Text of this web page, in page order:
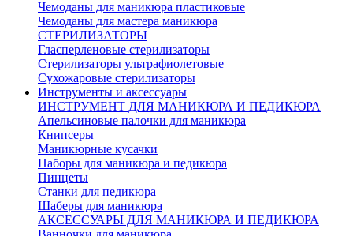
Чемоданы для маникюра пластиковые
Чемоданы для мастера маникюра
СТЕРИЛИЗАТОРЫ
Гласперленовые стерилизаторы
Стерилизаторы ультрафиолетовые
Сухожаровые стерилизаторы
Инструменты и аксессуары
ИНСТРУМЕНТ ДЛЯ МАНИКЮРА И ПЕДИКЮРА
Апельсиновые палочки для маникюра
Книпсеры
Маникюрные кусачки
Наборы для маникюра и педикюра
Пинцеты
Станки для педикюра
Шаберы для маникюра
АКСЕССУАРЫ ДЛЯ МАНИКЮРА И ПЕДИКЮРА